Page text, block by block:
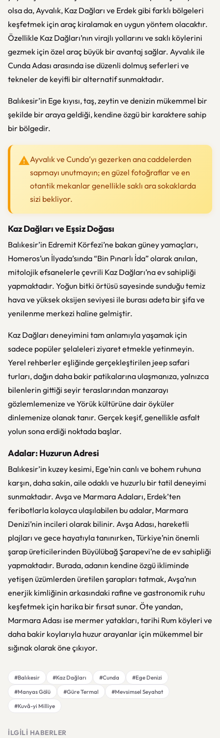
olsa da, Ayvalık, Kaz Dağları ve Erdek gibi farklı bölgeleri
keşfetmek için araç kiralamak en uygun yöntem olacaktır.
Özellikle Kaz Dağları’nın virajlı yollarını ve saklı köylerini
gezmek için özel araç büyük bir avantaj sağlar. Ayvalık ile
Cunda Adası arasında ise düzenli dolmuş seferleri ve
tekneler de keyifli bir alternatif sunmaktadır.
Balıkesir’in Ege kıyısı, taş, zeytin ve denizin mükemmel bir
şekilde bir araya geldiği, kendine özgü bir karaktere sahip
bir bölgedir.
Ayvalık ve Cunda’yı gezerken ana caddelerden
sapmayı unutmayın; en güzel fotoğraflar ve en
otantik mekanlar genellikle saklı ara sokaklarda
sizi bekliyor.
Kaz Dağları ve Eşsiz Doğası
Balıkesir’in Edremit Körfezi’ne bakan güney yamaçları,
Homeros’un İlyada’sında “Bin Pınarlı İda” olarak anılan,
mitolojik efsanelerle çevrili Kaz Dağları’na ev sahipliği
yapmaktadır. Yoğun bitki örtüsü sayesinde sunduğu temiz
hava ve yüksek oksijen seviyesi ile burası adeta bir şifa ve
yenilenme merkezi haline gelmiştir.
Kaz Dağları deneyimini tam anlamıyla yaşamak için
sadece popüler şelaleleri ziyaret etmekle yetinmeyin.
Yerel rehberler eşliğinde gerçekleştirilen jeep safari
turları, dağın daha bakir patikalarına ulaşmanıza, yalnızca
bilenlerin gittiği seyir teraslarından manzarayı
gözlemlemenize ve Yörük kültürüne dair öyküler
dinlemenize olanak tanır. Gerçek keşif, genellikle asfalt
yolun sona erdiği noktada başlar.
Adalar: Huzurun Adresi
Balıkesir’in kuzey kesimi, Ege’nin canlı ve bohem ruhuna
karşın, daha sakin, aile odaklı ve huzurlu bir tatil deneyimi
sunmaktadır. Avşa ve Marmara Adaları, Erdek’ten
feribotlarla kolayca ulaşılabilen bu adalar, Marmara
Denizi’nin incileri olarak bilinir. Avşa Adası, hareketli
plajları ve gece hayatıyla tanınırken, Türkiye’nin önemli
şarap üreticilerinden Büyülübağ Şarapevi’ne de ev sahipliği
yapmaktadır. Burada, adanın kendine özgü ikliminde
yetişen üzümlerden üretilen şarapları tatmak, Avşa’nın
enerjik kimliğinin arkasındaki rafine ve gastronomik ruhu
keşfetmek için harika bir fırsat sunar. Öte yandan,
Marmara Adası ise mermer yatakları, tarihi Rum köyleri ve
daha bakir koylarıyla huzur arayanlar için mükemmel bir
sığınak olarak öne çıkıyor.
#Balıkesir #Kaz Dağları #Cunda
#Ege Denizi
#Manyas Gölü
#Güre Termal
#Mevsimsel Seyahat
#Kuvâ-yi Milliye
İLGILI HABERLER